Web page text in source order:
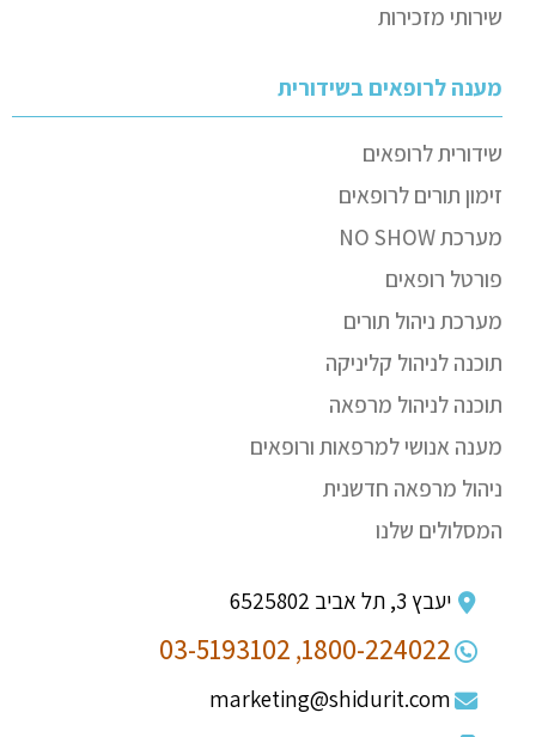
שירותי מזכירות
מענה לרופאים בשידורית
שידורית לרופאים
זימון תורים לרופאים
מערכת NO SHOW
פורטל רופאים
מערכת ניהול תורים
תוכנה לניהול קליניקה
תוכנה לניהול מרפאה
מענה אנושי למרפאות ורופאים
ניהול מרפאה חדשנית
המסלולים שלנו
יעבץ 3, תל אביב 6525802
1800-224022,
03-5193102
marketing@shidurit.com